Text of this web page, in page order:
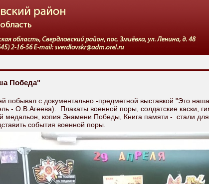
Победа"
побывал с документально -предметной выставкой "Это
- О.В.Агеева). Плакаты военной поры, солдатские каски,
медальон, копия Знамени Победы, Книга памяти - стали
события военной поры.